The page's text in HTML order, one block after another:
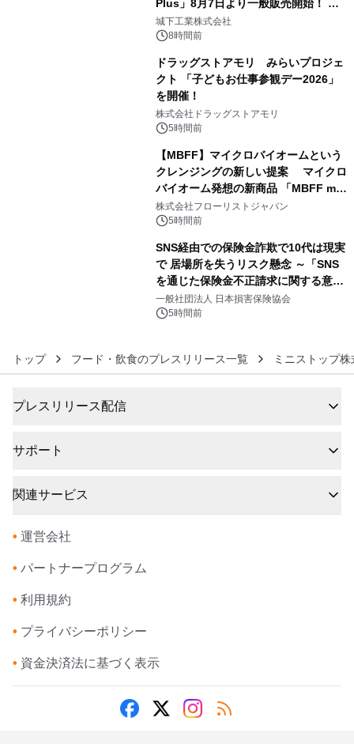
Plus」8月7日より一般販売開始！ ケ
ーブル1本つなぐだけ、テレビの音が
ぐっと豊かに
城下工業株式会社
8時間前
ドラッグストアモリ みらいプロジェ
クト 「子どもお仕事参観デー2026」
を開催！
株式会社ドラッグストアモリ
5時間前
【MBFF】マイクロバイオームという
クレンジングの新しい提案 マイクロ
バイオーム発想の新商品 「MBFF mb
クレンジングPRO」を2026年8月6日
発売
株式会社フローリストジャパン
5時間前
SNS経由での保険金詐欺で10代は現実
で 居場所を失うリスク懸念 ～「SNS
を通じた保険金不正請求に関する意識
調査」を実施、 認知度の低さも浮き彫
りに～
一般社団法人 日本損害保険協会
5時間前
トップ フード・飲食のプレスリリース一覧 ミニストップ
プレスリリース配信
サポート
関連サービス
• 運営会社
• パートナープログラム
• 利用規約
• プライバシーポリシー
• 資金決済法に基づく表示